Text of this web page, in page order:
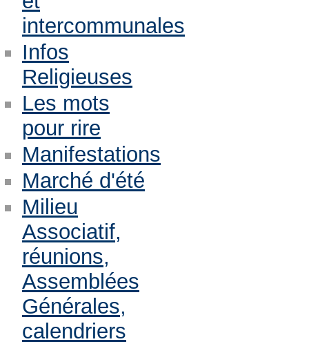
intercommunales
Infos
Religieuses
Les mots
pour rire
Manifestations
Marché d'été
Milieu
Associatif,
réunions,
Assemblées
Générales,
calendriers